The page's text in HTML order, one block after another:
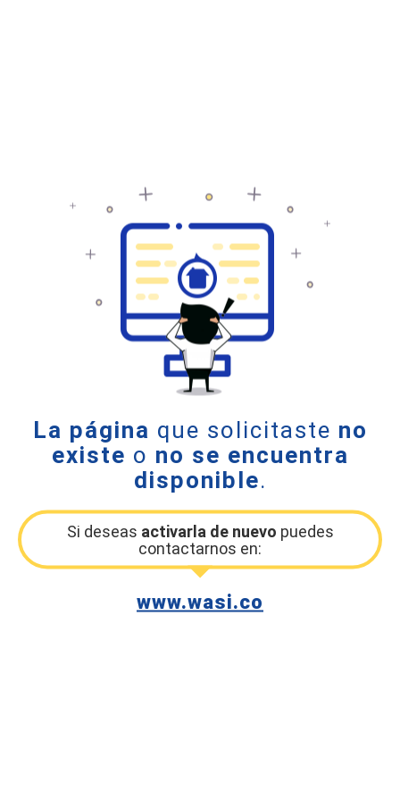
La página que solicitaste no
existe o no se encuentra
disponible.
Si deseas activarla de nuevo puedes
contactarnos en:
www.wasi.co